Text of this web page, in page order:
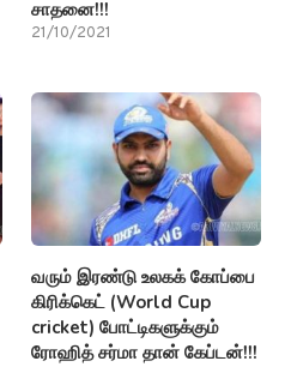
சாதனை!!!
21/10/2021
வரும் இரண்டு உலகக் கோப்பை
கிரிக்கெட் (World Cup
cricket) போட்டிகளுக்கும்
ரோஹித் சர்மா தான் கேப்டன்!!!